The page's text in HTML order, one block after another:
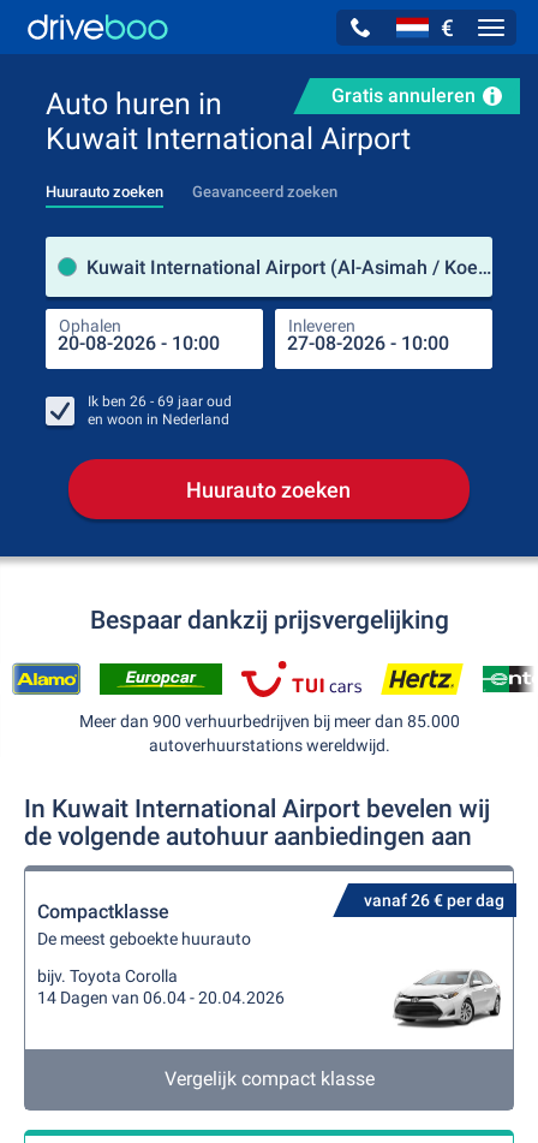
€
Gratis annuleren
Auto huren in
Kuwait International Airport
Huurauto zoeken Geavanceerd zoeken
Kuwait International Airport (Al-Asimah / Koeweit)
Ophalen Inleveren
Ik ben 26 - 69 jaar oud
en woon in Nederland
Huurauto zoeken
Bespaar dankzij prijsvergelijking
Meer dan 900 verhuurbedrijven bij meer dan 85.000
autoverhuurstations wereldwijd.
In Kuwait International Airport bevelen wij
de volgende autohuur aanbiedingen aan
vanaf 26 € per dag
Compactklasse
De meest geboekte huurauto
bijv. Toyota Corolla
14 Dagen van 06.04 - 20.04.2026
Vergelijk compact klasse